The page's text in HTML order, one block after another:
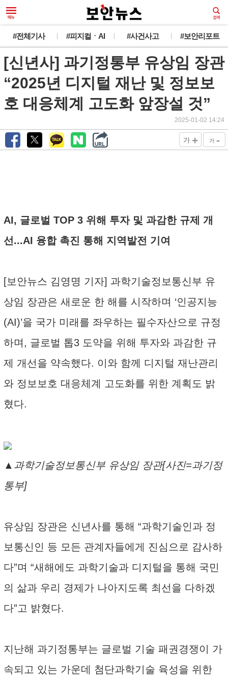
#전체기사 #피지컬ㆍAI #사건사고 #보안리포트
[신년사] 과기정통부 유상임 장관
“2025년 디지털 재난 및 정보보
호 대응체계 고도화 앞장설 것”
2025-01-02 14:24
가 + 가 -
AI, 글로벌 TOP 3 위해 투자 및 과감한 규제 개
선...AI 융합 촉진 통해 지역발전 기여
[보안뉴스 김영명 기자] 과학기술정보통신부 유
상임 장관은 새로운 한 해를 시작하며 ‘인공지능
(AI)’을 국가 미래를 좌우하는 필수자산으로 규정
하며, 글로벌 톱3 도약을 위해 투자와 과감한 규
제 개선을 약속했다. 이와 함께 디지털 재난관리
와 정보보호 대응체계 고도화를 위한 계획도 밝
혔다.
▲과학기술정보통신부 유상임 장관[사진=과기정
통부]
유상임 장관은 신년사를 통해 “과학기술인과 정
보통신인 등 모든 관계자들에게 진심으로 감사하
다”며 “새해에도 과학기술과 디지털을 통해 국민
의 삶과 우리 경제가 나아지도록 최선을 다하겠
다”고 밝혔다.
지난해 과기정통부는 글로벌 기술 패권경쟁이 가
속되고 있는 가운데 첨단과학기술 육성을 위한